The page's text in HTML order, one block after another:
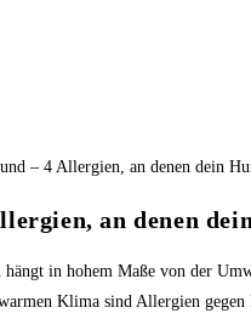
an denen
in hohem Maße von der
Klima sind Allergien gegen